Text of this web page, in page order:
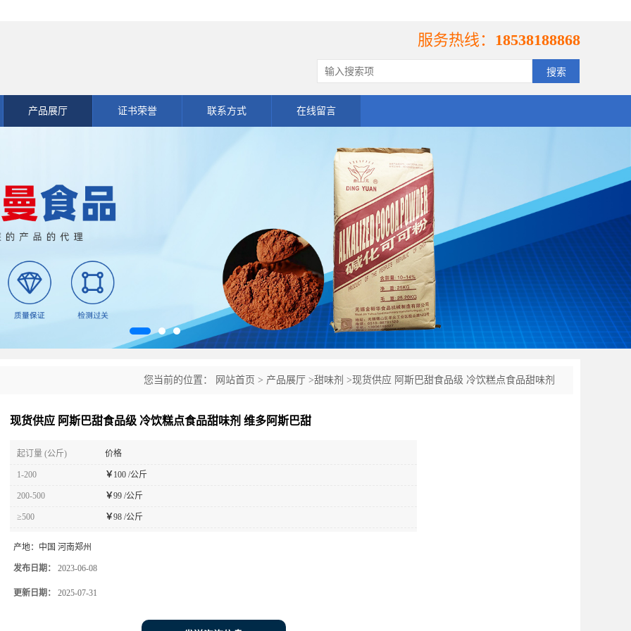
服务热线： 18538188868
产品展厅 证书荣誉 联系方式 在线留言
您当前的位置： 网站首页 > 产品展厅 >甜味剂 >现货供应 阿斯巴甜食品级 冷饮糕点食品甜味剂
现货供应 阿斯巴甜食品级 冷饮糕点食品甜味剂 维多阿斯巴甜
起订量 (公斤) 价格
1-200 ￥ 100 /公斤
200-500 ￥99 /公斤
≥500 ￥98 /公斤
产地： 中国 河南郑州
发布日期： 2023-06-08
更新日期： 2025-07-31